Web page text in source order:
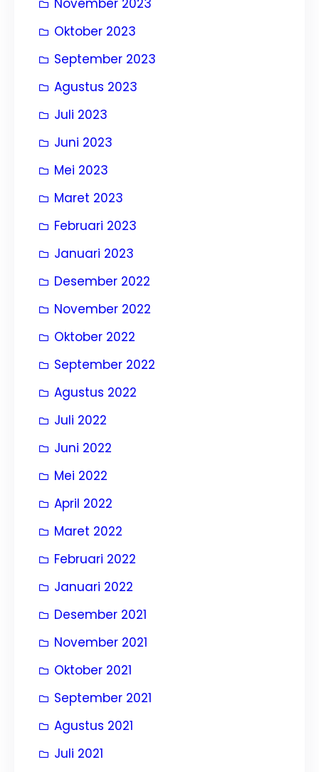
November 2023
Oktober 2023
September 2023
Agustus 2023
Juli 2023
Juni 2023
Mei 2023
Maret 2023
Februari 2023
Januari 2023
Desember 2022
November 2022
Oktober 2022
September 2022
Agustus 2022
Juli 2022
Juni 2022
Mei 2022
April 2022
Maret 2022
Februari 2022
Januari 2022
Desember 2021
November 2021
Oktober 2021
September 2021
Agustus 2021
Juli 2021